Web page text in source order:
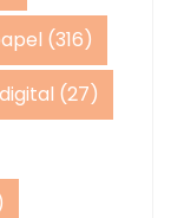
(316)
(27)